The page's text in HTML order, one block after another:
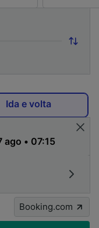
Ida e volta
Booking.com